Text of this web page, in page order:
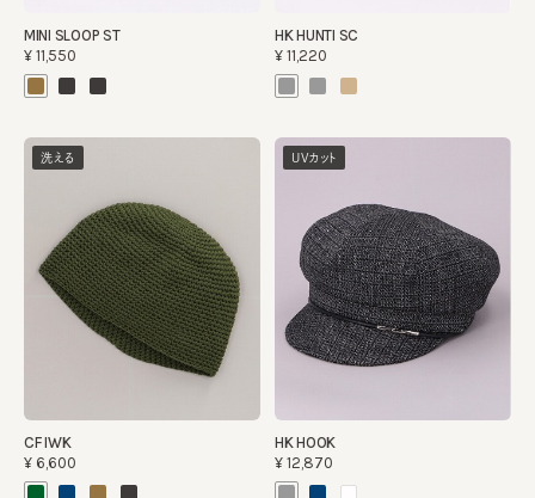
MINI SLOOP ST
¥11,550
HK HUNTI SC
¥11,220
洗える
CF IWK
¥6,600
UVカット
HK HOOK
¥12,870